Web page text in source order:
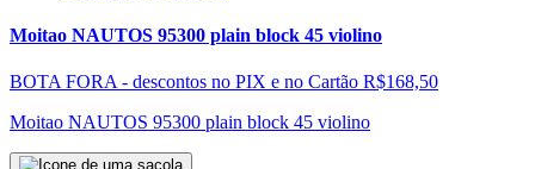
Moitao NAUTOS 95300 plain block 45 violino
BOTA FORA - descontos no PIX e no Cartão R$168,50
Moitao NAUTOS 95300 plain block 45 violino